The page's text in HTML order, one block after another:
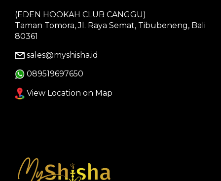
(EDEN HOOKAH CLUB CANGGU)
Taman Tomora, Jl. Raya Semat, Tibubeneng, Bali
80361
sales@myshisha.id
089519697650
View Location on Map